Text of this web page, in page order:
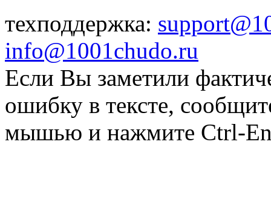
техподдержка:
info@1001chudo.ru
Если Вы заметили
ошибку в тексте,
мышью и нажмите Ctrl-